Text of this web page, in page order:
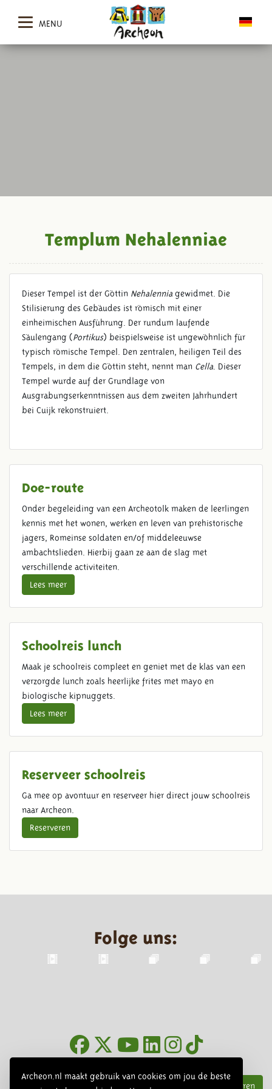
Archeon.nl maakt gebruik van cookies om jou de beste
MENU
Templum Nehalenniae
Dieser Tempel ist der Göttin Nehalennia gewidmet. Die
Stilisierung des Gebäudes ist römisch mit einer
einheimischen Ausführung. Der rundum laufende
Säulengang (Portikus) beispielsweise ist ungewöhnlich für
typisch römische Tempel. Den zentralen, heiligen Teil des
Tempels, in dem die Göttin steht, nennt man Cella . Dieser
Tempel wurde auf der Grundlage von
Ausgrabungserkenntnissen aus dem zweiten Jahrhundert
bei Cuijk rekonstruiert.
Doe-route
Onder begeleiding van een Archeotolk maken de leerlingen
kennis met het wonen, werken en leven van prehistorische
jagers, Romeinse soldaten en/of middeleeuwse
ambachtslieden. Hierbij gaan ze aan de slag met
verschillende activiteiten.
Lees meer
Schoolreis lunch
Maak je schoolreis compleet en geniet met de klas van een
verzorgde lunch zoals heerlijke frites met mayo en
biologische kipnuggets.
Lees meer
Reserveer schoolreis
Ga mee op avontuur en reserveer hier direct jouw schoolreis
naar Archeon.
Reserveren
Folge uns:
Abonnieren